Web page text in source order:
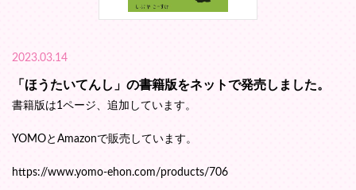
2023.03.14
「ほうたいてんし」の書籍版をネットで発売しました。
書籍版は1ページ、追加しています。
YOMOとAmazonで販売しています。
https://www.yomo-ehon.com/products/706